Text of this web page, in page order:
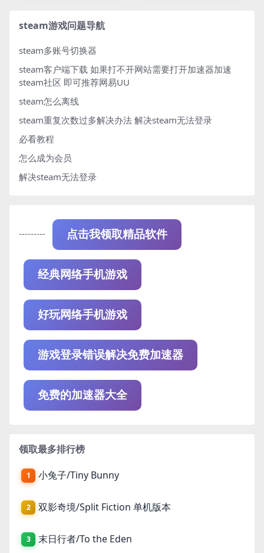
steam游戏问题导航
steam多账号切换器
steam客户端下载 如果打不开网站需要打开加速器加速
steam社区 即可推荐网易UU
steam怎么离线
steam重复次数过多解决办法 解决steam无法登录
必看教程
怎么成为会员
解决steam无法登录
--------- 点击我领取精品软件
经典网络手机游戏
好玩网络手机游戏
游戏登录错误解决免费加速器
免费的加速器大全
领取最多排行榜
1 小兔子/Tiny Bunny
2 双影奇境/Split Fiction 单机版本
3 末日行者/To the Eden